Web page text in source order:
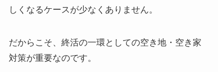
しくなるケースが少なくありません。
だからこそ、終活の一環としての空き地・空き家
対策が重要なのです。